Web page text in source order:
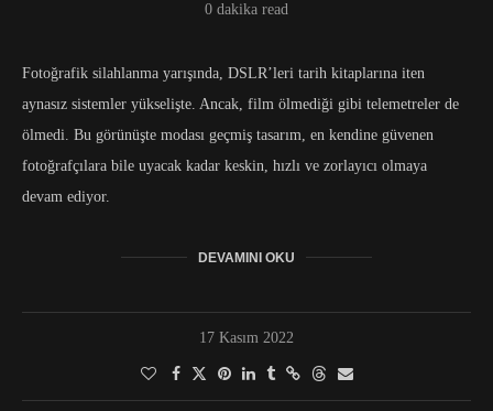
0 dakika read
Fotoğrafik silahlanma yarışında, DSLR’leri tarih kitaplarına iten
aynasız sistemler yükselişte. Ancak, film ölmediği gibi telemetreler de
ölmedi. Bu görünüşte modası geçmiş tasarım, en kendine güvenen
fotoğrafçılara bile uyacak kadar keskin, hızlı ve zorlayıcı olmaya
devam ediyor.
DEVAMINI OKU
17 Kasım 2022